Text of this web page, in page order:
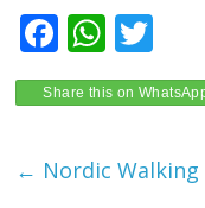
F
ac
e
o
W
h
at
A
w
itt
Share this on
← Nordic